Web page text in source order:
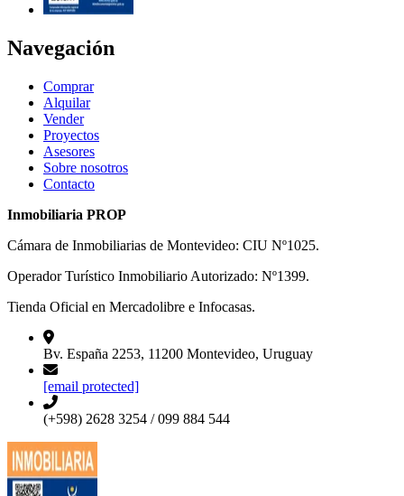
Navegación
Comprar
Alquilar
Vender
Proyectos
Asesores
Sobre nosotros
Contacto
Inmobiliaria PROP
Cámara de Inmobiliarias de Montevideo: CIU Nº1025.
Operador Turístico Inmobiliario Autorizado: Nº1399.
Tienda Oficial en Mercadolibre e Infocasas.
Bv. España 2253, 11200 Montevideo, Uruguay
[email protected]
(+598) 2628 3254 / 099 884 544